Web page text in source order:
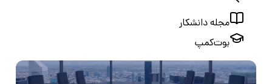
مجله دانشکار
بوت‌کمپ